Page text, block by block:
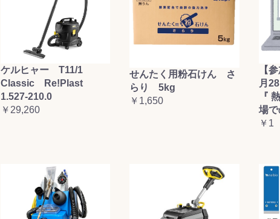
ケルヒャー T11/1
Classic Re!Plast
1.527-210.0
￥29,260
せんたく用粉石けん さ
らり 5kg
￥1,650
【
月
『
場で
￥1